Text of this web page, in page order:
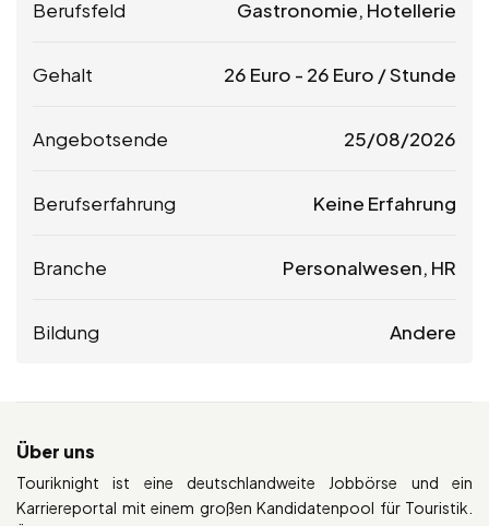
Berufsfeld Gastronomie, Hotellerie
Gehalt 26 Euro - 26 Euro / Stunde
Angebotsende 25/08/2026
Berufserfahrung Keine Erfahrung
Branche Personalwesen, HR
Bildung Andere
Über uns
Touriknight ist eine deutschlandweite Jobbörse und ein
Karriereportal mit einem großen Kandidatenpool für Touristik.